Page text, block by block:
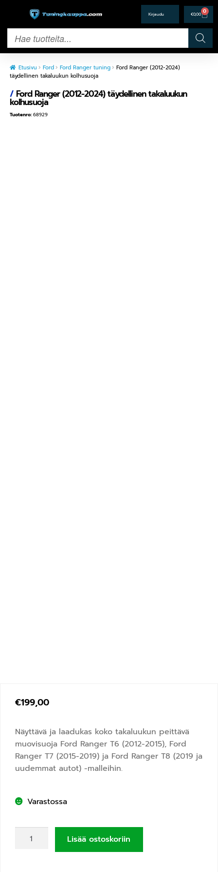
€0,00 0
Etusivu Ford Ford Ranger tuning
Ford Ranger (2012-2024)
täydellinen takaluukun kolhusuoja
/Ford Ranger (2012-2024) täydellinen takaluukun
kolhusuoja
Tuotenro: 68929
€199,00
Näyttävä ja laadukas koko takaluukun peittävä
muovisuoja Ford Ranger T6 (2012-2015), Ford
Ranger T7 (2015-2019) ja Ford Ranger T8 (2019 ja
uudemmat autot) -malleihin.
Varastossa
Lisää ostoskoriin